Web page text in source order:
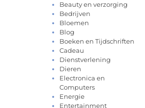
Beauty en verzorging
Bedrijven
Bloemen
Blog
Boeken en Tijdschriften
Cadeau
Dienstverlening
Dieren
Electronica en
Computers
Energie
Entertainment